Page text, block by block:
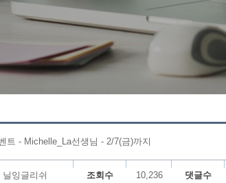
트 - Michelle_La선생님 - 2/7(금)까지
닐잉글리쉬 조회수 10,236 댓글수